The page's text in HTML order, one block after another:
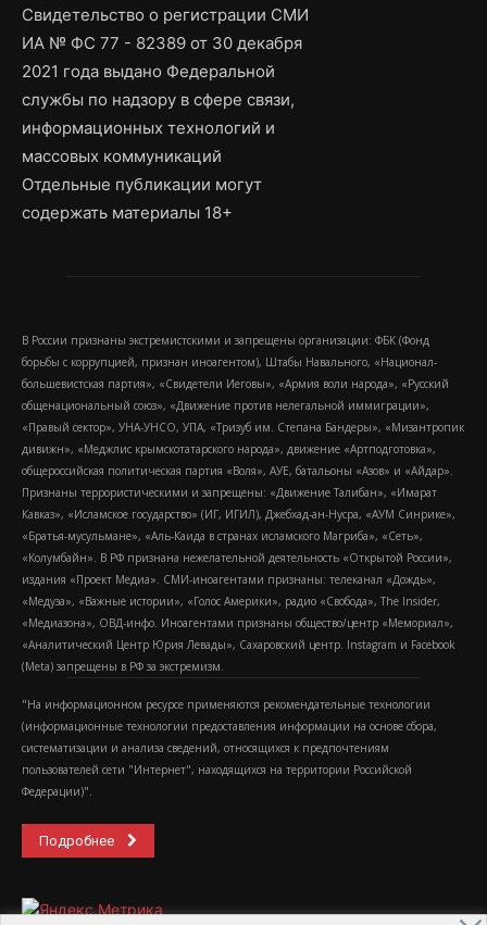
Свидетельство о регистрации СМИ
ИА № ФС 77 - 82389 от 30 декабря
2021 года выдано Федеральной
службы по надзору в сфере связи,
информационных технологий и
массовых коммуникаций
Отдельные публикации могут
содержать материалы 18+
В России признаны экстремистскими и запрещены организации: ФБК (Фонд
борьбы с коррупцией, признан иноагентом), Штабы Навального, «Национал-
большевистская партия», «Свидетели Иеговы», «Армия воли народа», «Русский
общенациональный союз», «Движение против нелегальной иммиграции»,
«Правый сектор», УНА-УНСО, УПА, «Тризуб им. Степана Бандеры», «Мизантропик
дивижн», «Меджлис крымскотатарского народа», движение «Артподготовка»,
общероссийская политическая партия «Воля», АУЕ, батальоны «Азов» и «Айдар».
Признаны террористическими и запрещены: «Движение Талибан», «Имарат
Кавказ», «Исламское государство» (ИГ, ИГИЛ), Джебхад-ан-Нусра, «АУМ Синрике»,
«Братья-мусульмане», «Аль-Каида в странах исламского Магриба», «Сеть»,
«Колумбайн». В РФ признана нежелательной деятельность «Открытой России»,
издания «Проект Медиа». СМИ-иноагентами признаны: телеканал «Дождь»,
«Медуза», «Важные истории», «Голос Америки», радио «Свобода», The Insider,
«Медиазона», ОВД-инфо. Иноагентами признаны общество/центр «Мемориал»,
«Аналитический Центр Юрия Левады», Сахаровский центр. Instagram и Facebook
(Metа) запрещены в РФ за экстремизм.
"На информационном ресурсе применяются рекомендательные технологии
(информационные технологии предоставления информации на основе сбора,
систематизации и анализа сведений, относящихся к предпочтениям
пользователей сети "Интернет", находящихся на территории Российской
Федерации)".
Подробнее